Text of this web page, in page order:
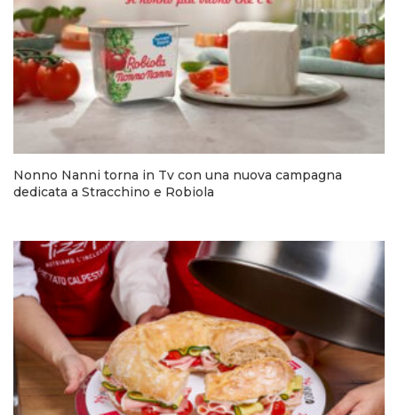
Nonno Nanni torna in Tv con una nuova campagna
dedicata a Stracchino e Robiola